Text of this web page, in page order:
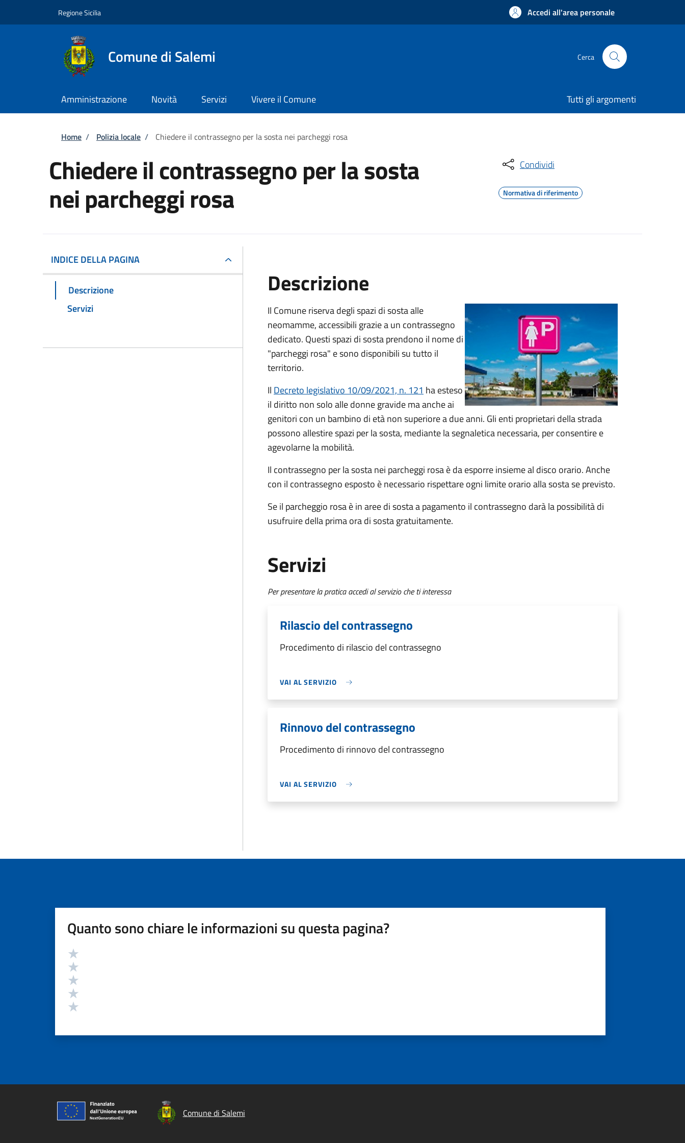
Regione Sicilia Accedi all'area personale
Comune di Salemi Cerca
Amministrazione Novità Servizi Vivere il Comune Tutti gli argomenti
Briciole di pane
Home / Polizia locale / Chiedere il contrassegno per la sosta nei parcheggi rosa
Chiedere il contrassegno per la sosta
nei parcheggi rosa
Condividi
Normativa di riferimento
INDICE DELLA PAGINA
Descrizione
Servizi
Descrizione
Il Comune riserva degli spazi di sosta alle
neomamme, accessibili grazie a un contrassegno
dedicato. Questi spazi di sosta prendono il nome di
"parcheggi rosa" e sono disponibili su tutto il
territorio.
Il Decreto legislativo 10/09/2021, n. 121 ha esteso
il diritto non solo alle donne gravide ma anche ai
genitori con un bambino di età non superiore a due anni. Gli enti proprietari della strada
possono allestire spazi per la sosta, mediante la segnaletica necessaria, per consentire e
agevolarne la mobilità.
Il contrassegno per la sosta nei parcheggi rosa è da esporre insieme al disco orario. Anche
con il contrassegno esposto è necessario rispettare ogni limite orario alla sosta se previsto.
Se il parcheggio rosa è in aree di sosta a pagamento il contrassegno darà la possibilità di
usufruire della prima ora di sosta gratuitamente.
Servizi
Per presentare la pratica accedi al servizio che ti interessa
Rilascio del contrassegno
Procedimento di rilascio del contrassegno
VAI AL SERVIZIO
Rinnovo del contrassegno
Procedimento di rinnovo del contrassegno
VAI AL SERVIZIO
Quanto sono chiare le informazioni su questa pagina?
Valutazione
Comune di Salemi